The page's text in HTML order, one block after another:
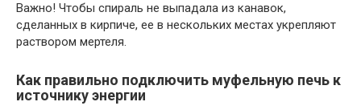
Важно! Чтобы спираль не выпадала из канавок,
сделанных в кирпиче, ее в нескольких местах укрепляют
раствором мертеля.
Как правильно подключить муфельную печь к
источнику энергии